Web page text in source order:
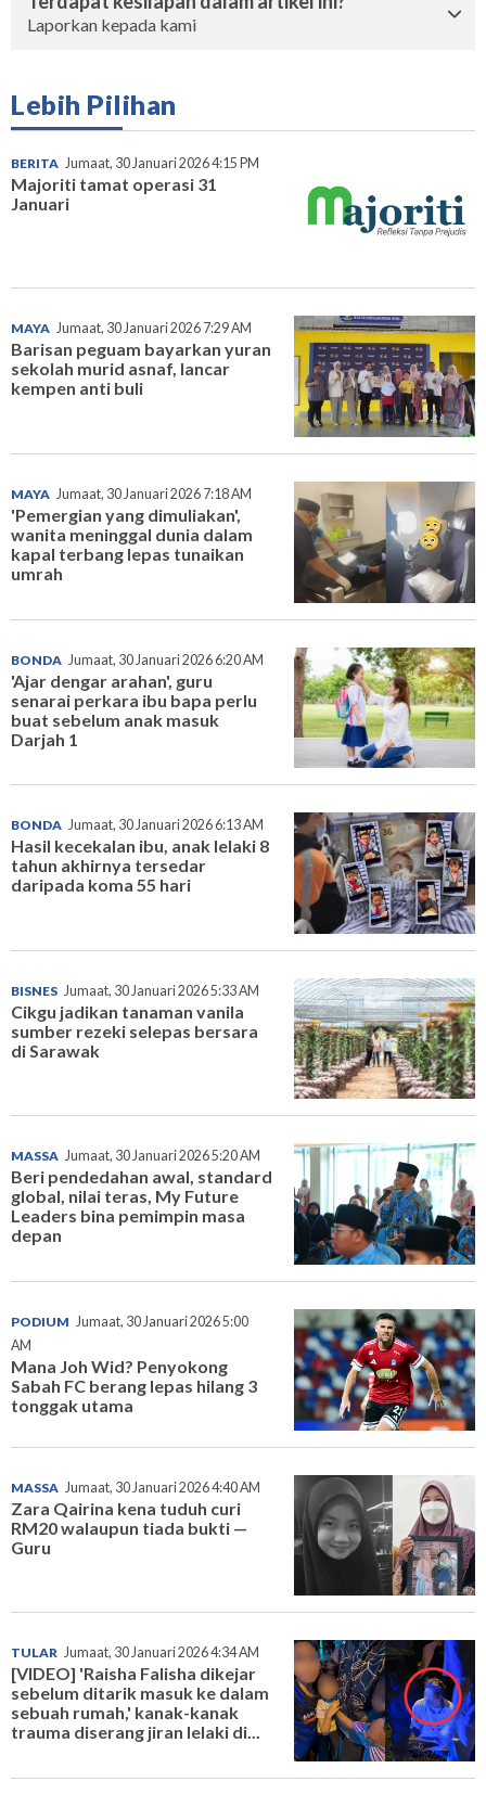
Laporkan kepada kami
Lebih Pilihan
BERITA Jumaat, 30 Januari 2026 4:15 PM
Majoriti tamat operasi 31
Januari
MAYA Jumaat, 30 Januari 2026 7:29 AM
Barisan peguam bayarkan yuran
sekolah murid asnaf, lancar
kempen anti buli
MAYA Jumaat, 30 Januari 2026 7:18 AM
'Pemergian yang dimuliakan',
wanita meninggal dunia dalam
kapal terbang lepas tunaikan
umrah
BONDA Jumaat, 30 Januari 2026 6:20 AM
'Ajar dengar arahan', guru
senarai perkara ibu bapa perlu
buat sebelum anak masuk
Darjah 1
BONDA Jumaat, 30 Januari 2026 6:13 AM
Hasil kecekalan ibu, anak lelaki 8
tahun akhirnya tersedar
daripada koma 55 hari
BISNES Jumaat, 30 Januari 2026 5:33 AM
Cikgu jadikan tanaman vanila
sumber rezeki selepas bersara
di Sarawak
MASSA Jumaat, 30 Januari 2026 5:20 AM
Beri pendedahan awal, standard
global, nilai teras, My Future
Leaders bina pemimpin masa
depan
PODIUM Jumaat, 30 Januari 2026 5:00
AM
Mana Joh Wid? Penyokong
Sabah FC berang lepas hilang 3
tonggak utama
MASSA Jumaat, 30 Januari 2026 4:40 AM
Zara Qairina kena tuduh curi
RM20 walaupun tiada bukti —
Guru
TULAR Jumaat, 30 Januari 2026 4:34 AM
[VIDEO] 'Raisha Falisha dikejar
sebelum ditarik masuk ke dalam
sebuah rumah,' kanak-kanak
trauma diserang jiran lelaki di...